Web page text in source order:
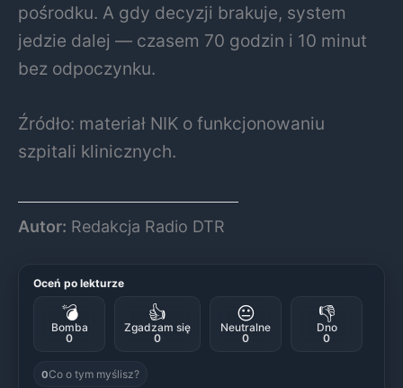
pośrodku. A gdy decyzji brakuje, system
jedzie dalej — czasem 70 godzin i 10 minut
bez odpoczynku.
Źródło: materiał NIK o funkcjonowaniu
szpitali klinicznych.
Autor: Redakcja Radio DTR
Oceń po lekturze
💣
Bomba
0
👍
Zgadzam się
0
😐
Neutralne
0
👎
Dno
0
0Co o tym myślisz?